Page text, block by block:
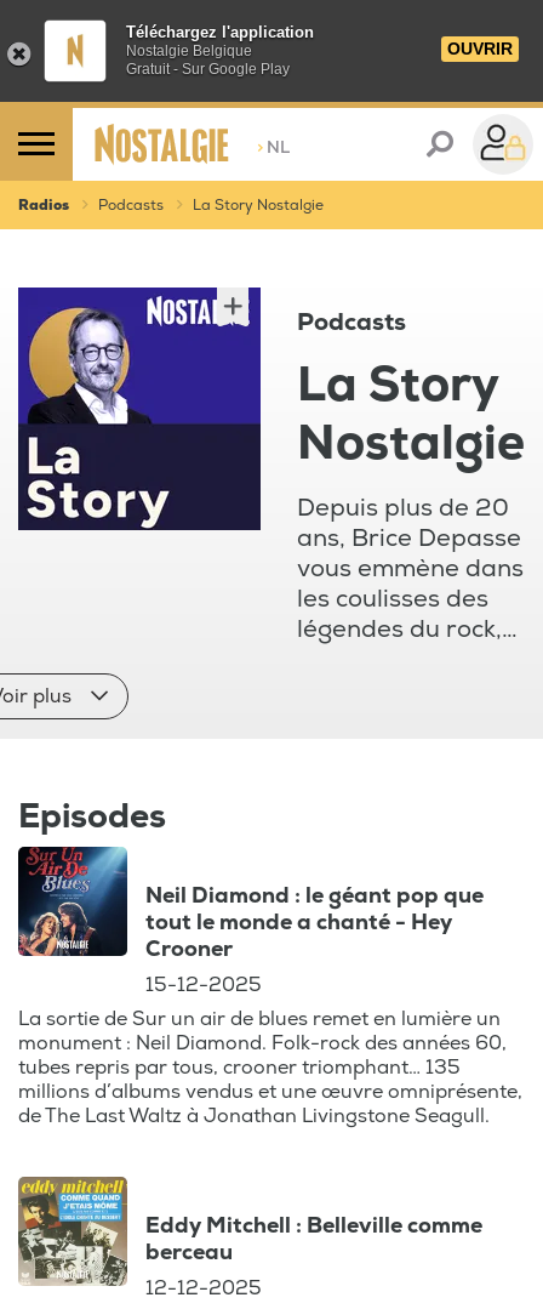
Téléchargez l'application
Nostalgie Belgique
Gratuit - Sur Google Play
OUVRIR
> NL
Radios Podcasts La Story Nostalgie
Podcasts
La Story
Nostalgie
Depuis plus de 20
ans, Brice Depasse
vous emmène dans
les coulisses des
légendes du rock,
anecdotes les plus
croustillantes et les
plus grands
artistes de notre
temps.
icônes comme les
plus
Episodes
Neil Diamond : le géant pop que
tout le monde a chanté - Hey
Crooner
15-12-2025
La sortie de Sur un air de blues remet en lumière un
monument : Neil Diamond. Folk-rock des années 60,
tubes repris par tous, crooner triomphant… 135
millions d’albums vendus et une œuvre omniprésente,
de The Last Waltz à Jonathan Livingstone Seagull.
Eddy Mitchell : Belleville comme
berceau
12-12-2025